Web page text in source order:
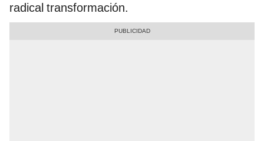
radical transformación.